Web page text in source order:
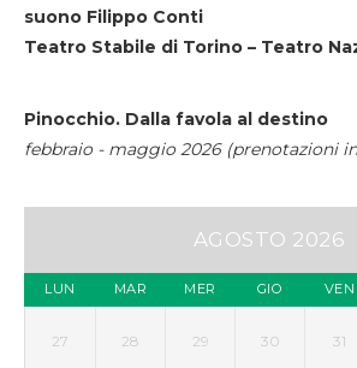
suono Filippo Conti
Teatro Stabile di Torino – Teatro
Pinocchio. Dalla favola al destino
febbraio - maggio 2026 (prenotazioni
AGOSTO 2026
LUN MAR MER GIO VEN
27 28 29 30 31